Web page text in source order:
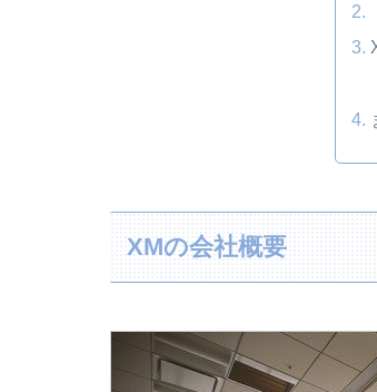
XMの会社概要